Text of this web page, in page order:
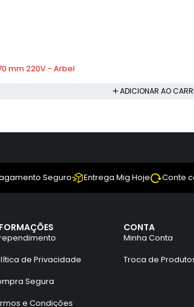
mm 220V - Arbel
ADICIONAR AO
Seguro Entrega Mig Hoje Conte
de Privacidade
Segura
e Condições
CONTA
Minha Conta
Troca de